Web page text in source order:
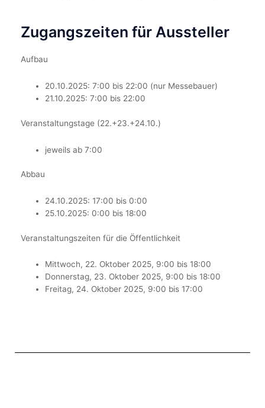
Zugangszeiten für Aussteller
Aufbau
20.10.2025: 7:00 bis 22:00 (nur Messebauer)
21.10.2025: 7:00 bis 22:00
Veranstaltungstage (22.+23.+24.10.)
jeweils ab 7:00
Abbau
24.10.2025: 17:00 bis 0:00
25.10.2025: 0:00 bis 18:00
Veranstaltungszeiten für die Öffentlichkeit
Mittwoch, 22. Oktober 2025, 9:00 bis 18:00
Donnerstag, 23. Oktober 2025, 9:00 bis 18:00
Freitag, 24. Oktober 2025, 9:00 bis 17:00